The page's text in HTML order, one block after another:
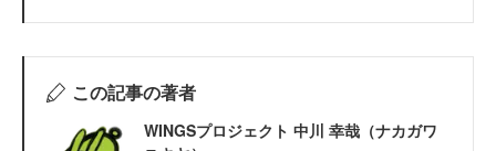
この記事の著者
WINGSプロジェクト 中川 幸哉（ナカガワ